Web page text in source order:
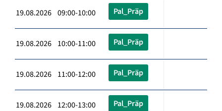
19.08.2026 09:00-10:00 Pal_Präp
19.08.2026 10:00-11:00 Pal_Präp
19.08.2026 11:00-12:00 Pal_Präp
19.08.2026 12:00-13:00 Pal_Präp